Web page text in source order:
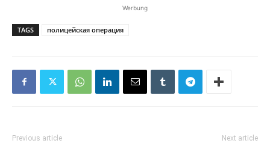
Werbung
TAGS полицейская операция
Previous article Next article